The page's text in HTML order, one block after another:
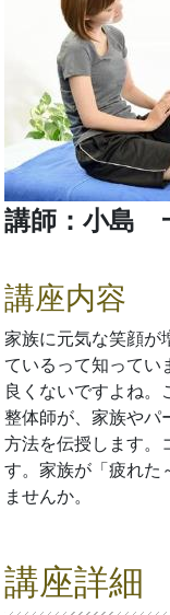
講師：小島
講座内容
家族に元気な笑顔が
ているって知ってい
良くないですよね。
整体師が、家族やパ
方法を伝授します。
す。家族が「疲れた
ませんか。
講座詳細